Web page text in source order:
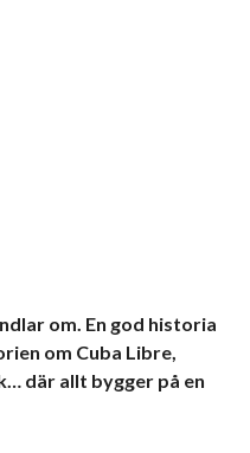
om. En god historia
om Cuba Libre,
där allt bygger på en